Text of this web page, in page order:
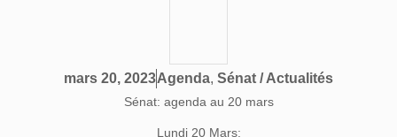
mars 20, 2023Agenda, Sénat / Actualités
Sénat: agenda au 20 mars
Lundi 20 Mars: